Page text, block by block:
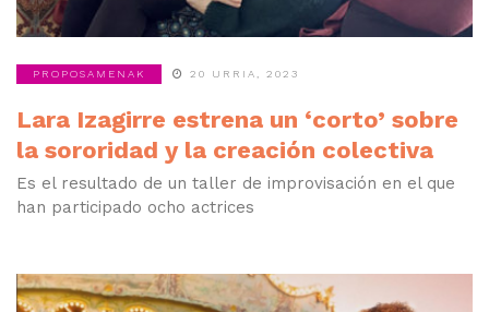
PROPOSAMENAK 20 URRIA, 2023
Lara Izagirre estrena un ‘corto’ sobre
la sororidad y la creación colectiva
Es el resultado de un taller de improvisación en el que
han participado ocho actrices